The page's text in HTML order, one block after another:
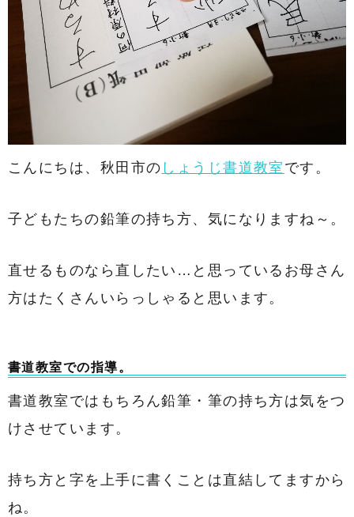
こんにちは、秋田市の しょうじ書道教室 です。
子どもたちの鉛筆の持ち方、気になりますね～。
直せるものなら直したい…と思っているお母さん
方はたくさんいらっしゃると思います。
書道教室での指導。
書道教室ではもちろん鉛筆・筆の持ち方は気をつ
けさせています。
持ち方と字を上手に書くことは直結してますから
ね。